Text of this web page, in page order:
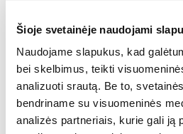
Šioje svetainėje naudojami
Naudojame slapukus, kad
bei skelbimus, teikti
analizuoti srautą. Be to,
bendriname su visuomeninės
analizės partneriais, kurie gali ją
-širdies dilatacinė kardiomiopatija
-reprodukciniai sutrikimai
lytinio ciklo sutrikimai)
-akių problemos (tinklainės
-silpnas imunitetas
-silpnumas, apatija ir atvirkščiai -
Taurinas veikia visą kačiukų